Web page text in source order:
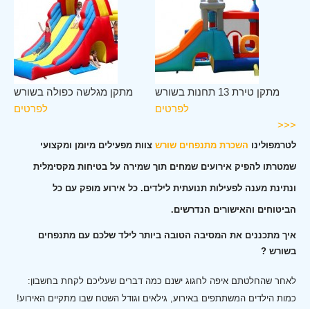
מתקן מגלשה כפולה בשורש
לפרטים
מתקן טירת 13 תחנות בשורש
לפרטים
<<<
לטרמפולינו השכרת מתנפחים שורש צוות מפעילים מיומן ומקצועי
שמטרתו להפיק אירועים שמחים תוך שמירה על בטיחות מקסימלית
ונתינת מענה לפעילות תנועתית לילדים. כל אירוע מופק עם כל
הביטוחים והאישורים הנדרשים.
איך מתכננים את המסיבה הטובה ביותר לילד שלכם עם מתנפחים
בשורש ?
לאחר שהחלטתם איפה לחגוג ישנם כמה דברים שעליכם לקחת בחשבון:
כמות הילדים המשתתפים באירוע, גילאים וגודל השטח שבו מתקיים האירוע!